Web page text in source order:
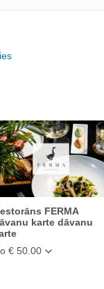
FERMA
karte dāvanu
€ 50.00